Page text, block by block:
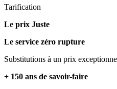
Tarification
Le prix Juste
Le service zéro rupture
Substitutions à un prix
+ 150 ans de savoir-faire